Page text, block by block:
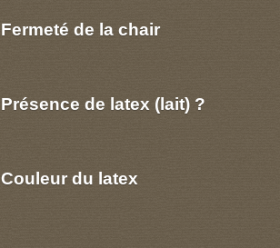
Fermeté de la chair
Présence de latex (lait) ?
Couleur du latex